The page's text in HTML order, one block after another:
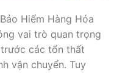
Hiểm Hàng Hóa
vai trò quan trọng
các tổn thất
vận chuyển. Tuy